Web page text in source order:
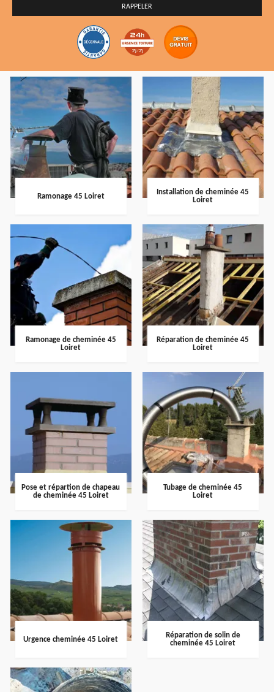
Ramonage 45 Loiret
Installation de cheminée 45
Loiret
Ramonage de cheminée 45
Loiret
Réparation de cheminée 45
Loiret
Pose et répartion de chapeau
de cheminée 45 Loiret
Tubage de cheminée 45
Loiret
Urgence cheminée 45 Loiret
Réparation de solin de
cheminée 45 Loiret